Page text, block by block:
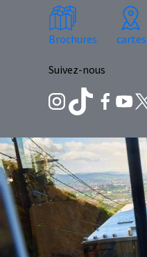
Brochures
cartes
Suivez-nous